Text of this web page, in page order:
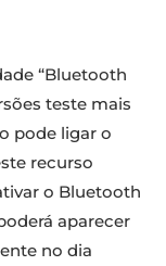
“Bluetooth
teste mais
pode ligar o
recurso
o Bluetooth
aparecer
no dia